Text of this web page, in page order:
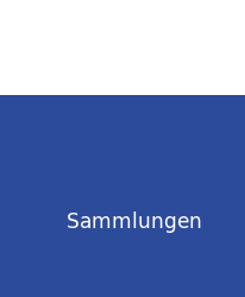
Sammlungen